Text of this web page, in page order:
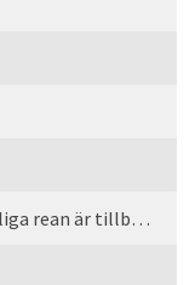
Games Made in Sweden 2026 – Den årliga rean är tillbaka